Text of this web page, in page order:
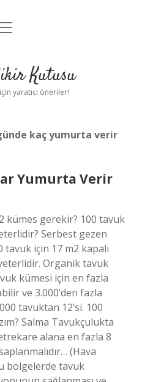
UyarıKutusu
yaratıcı öneriler!
kaç yumurta verir
Yumurta Verir
kümes gerekir? 100 tavuk
Serbest gezen
için 17 m2 kapalı
Organik tavuk
kümesi için en fazla
ve 3.000’den fazla
tavuktan 12’si. 100
Salma Tavukçulukta
alana en fazla 8
(Hava
bölgelerde tavuk